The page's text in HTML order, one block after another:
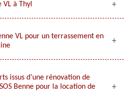
à Thyl
VL pour un terrassement en
issus d’une rénovation de
Benne pour la location de